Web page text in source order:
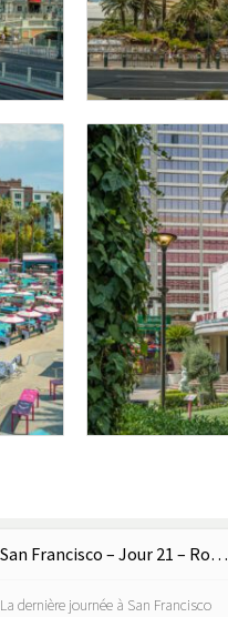
San Francisco – Jour 21 – Road Trip Ouest Américain
La dernière journée à San Francisco